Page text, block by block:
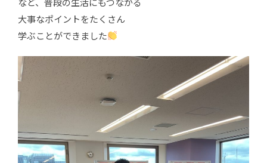
大事なポイントをたくさん
学ぶことができました